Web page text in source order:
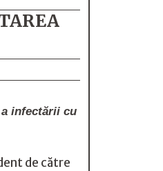
infectării cu
de către